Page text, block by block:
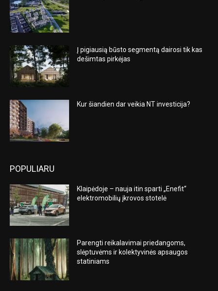
Į pigiausią būsto segmentą dairosi tik kas
dešimtas pirkėjas
Kur šiandien dar veikia NT investicija?
POPULIARU
Klaipėdoje – nauja itin sparti „Enefit“
elektromobilių įkrovos stotelė
Parengti reikalavimai priedangoms,
slėptuvėms ir kolektyvinės apsaugos
statiniams